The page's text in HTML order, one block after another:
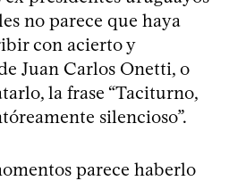
no parece que haya
con acierto y
Juan Carlos Onetti, o
la frase “Taciturno,
silencioso”.
parece haberlo